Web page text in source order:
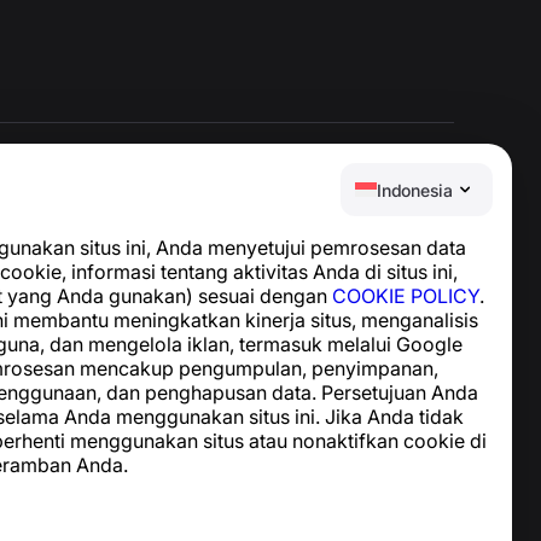
Indonesia
situs ini, Anda menyetujui pemrosesan data
informasi tentang aktivitas Anda di situs ini,
Anda gunakan) sesuai dengan COOKIE POLICY.
membantu meningkatkan kinerja situs, menganalisis
dan mengelola iklan, termasuk melalui Google
mencakup pengumpulan, penyimpanan,
dan penghapusan data. Persetujuan Anda
Anda menggunakan situs ini. Jika Anda tidak
menggunakan situs atau nonaktifkan cookie di
Anda.
Berita dan Artikel
Tentang proyek
Kontak